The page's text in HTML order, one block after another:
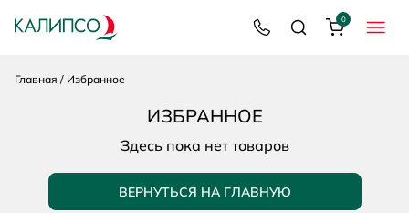
МЕНЮ
8 800 200 92 39
ПоискКорзина
0
Главная Избранное
ИЗБРАННОЕ
Здесь пока нет товаров
ВЕРНУТЬСЯ НА ГЛАВНУЮ